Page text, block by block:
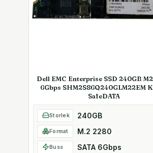
Dell EMC Enterprise SSD 240GB M2
6Gbps SHM2S86Q240GLM22EM
SafeDATA
Storlek 240GB
Format M.2 2280
Buss SATA 6Gbps